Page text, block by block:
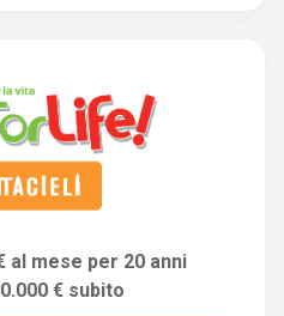
al mese per 20 anni
€ subito